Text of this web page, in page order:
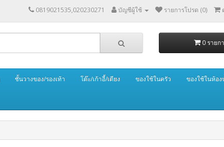
0819021535,020230271 บัญชีผู้ใช้ รายการโปรด (0)
0 รายก
ชั้นวางของ/รองเท้า โต๊ะ/เก้าอี้/เตียง ของใช้ในครัว ของใช้ในห้อง